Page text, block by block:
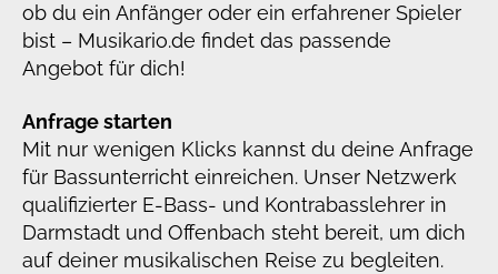
ob du ein Anfänger oder ein erfahrener Spieler
bist – Musikario.de findet das passende
Angebot für dich!
Anfrage starten
Mit nur wenigen Klicks kannst du deine Anfrage
für Bassunterricht einreichen. Unser Netzwerk
qualifizierter E-Bass- und Kontrabasslehrer in
Darmstadt und Offenbach steht bereit, um dich
auf deiner musikalischen Reise zu begleiten.